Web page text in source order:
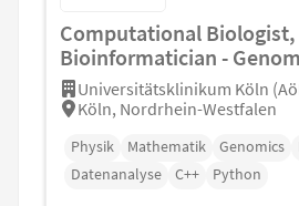
Computational Biologist,
Bioinformatician -
Universitätsklinikum Köln
Köln, Nordrhein-Westfalen
Physik Mathematik Genomics
Datenanalyse
C++ Python